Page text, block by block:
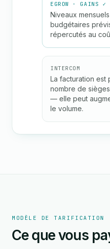
EGROW · GAINS ✓
Niveaux
budgétaires
répercutés au
INTERCOM
La facturation est
nombre de
— elle peut
le volume.
MODÈLE DE TARIFICATION
Ce que vous